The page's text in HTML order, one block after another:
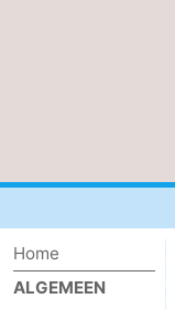
Duin
Katwijk
-
Scheveningen
-
Den
-
Home
ALGEMEEN